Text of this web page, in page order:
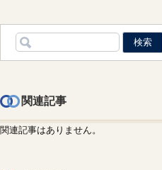
関連記事
関連記事はありません。